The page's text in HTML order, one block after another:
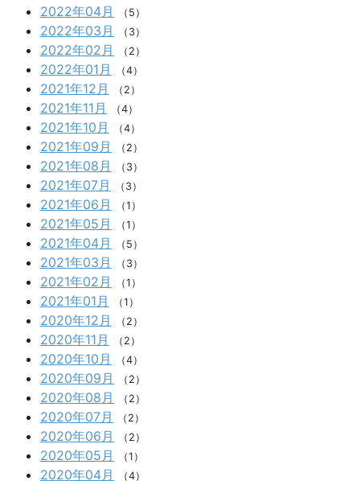
2022年04月 （5）
2022年03月 （3）
2022年02月 （2）
2022年01月 （4）
2021年12月 （2）
2021年11月 （4）
2021年10月 （4）
2021年09月 （2）
2021年08月 （3）
2021年07月 （3）
2021年06月 （1）
2021年05月 （1）
2021年04月 （5）
2021年03月 （3）
2021年02月 （1）
2021年01月 （1）
2020年12月 （2）
2020年11月 （2）
2020年10月 （4）
2020年09月 （2）
2020年08月 （2）
2020年07月 （2）
2020年06月 （2）
2020年05月 （1）
2020年04月 （4）